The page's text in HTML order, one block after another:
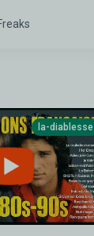
la-diablesse